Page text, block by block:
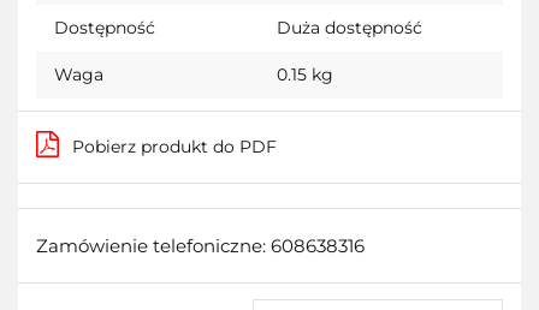
Dostępność Duża dostępność
Waga 0.15 kg
Pobierz produkt do PDF
Zamówienie telefoniczne: 608638316